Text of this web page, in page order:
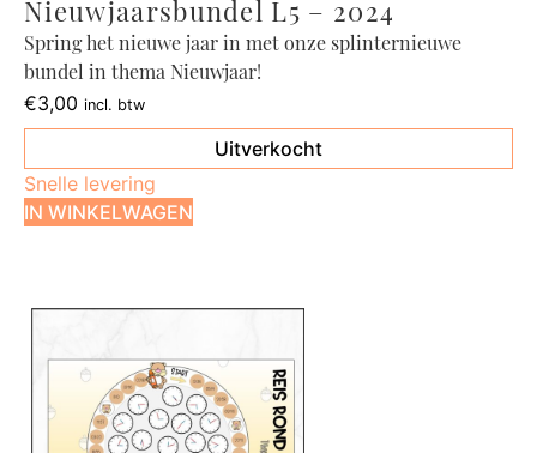
Nieuwjaarsbundel L5 – 2024
Spring het nieuwe jaar in met onze splinternieuwe
bundel in thema Nieuwjaar!
€3,00 incl. btw
Uitverkocht
Snelle levering
IN WINKELWAGEN